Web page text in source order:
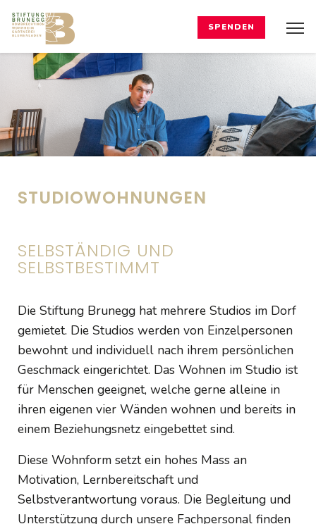
SPENDEN
STUDIOWOHNUNGEN
SELBSTÄNDIG UND
SELBSTBESTIMMT
Die Stiftung Brunegg hat mehrere Studios im Dorf
gemietet. Die Studios werden von Einzelpersonen
bewohnt und individuell nach ihrem persönlichen
Geschmack eingerichtet. Das Wohnen im Studio ist
für Menschen geeignet, welche gerne alleine in
ihren eigenen vier Wänden wohnen und bereits in
einem Beziehungsnetz eingebettet sind.
Diese Wohnform setzt ein hohes Mass an
Motivation, Lernbereitschaft und
Selbstverantwortung voraus. Die Begleitung und
Unterstützung durch unsere Fachpersonal finden